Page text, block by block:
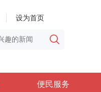
设为首页
便民服务